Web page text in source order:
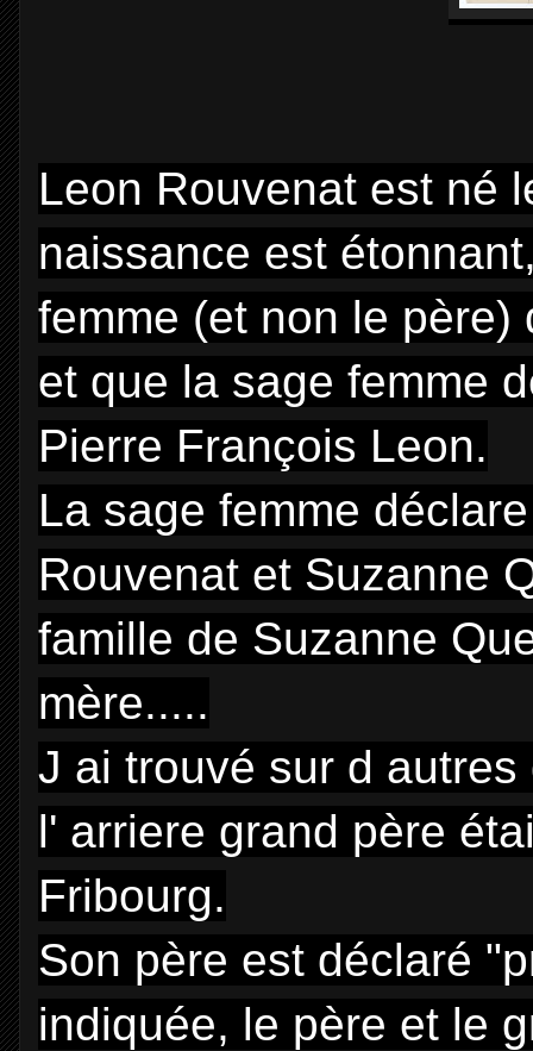
Leon Rouvenat est né
naissance est
femme (et non le
et que la sage femme
Pierre François Leon.
La sage femme
Rouvenat et Suzanne
famille de Suzanne
mère.....
J ai trouvé sur d
l' arriere grand père
Fribourg.
Son père est déclaré
indiquée, le père et le